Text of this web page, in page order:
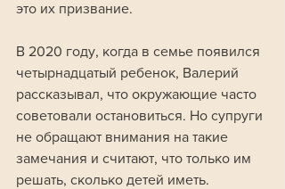
это их призвание.
В 2020 году, когда в семье появился
четырнадцатый ребенок, Валерий
рассказывал, что окружающие часто
советовали остановиться. Но супруги
не обращают внимания на такие
замечания и считают, что только им
решать, сколько детей иметь.